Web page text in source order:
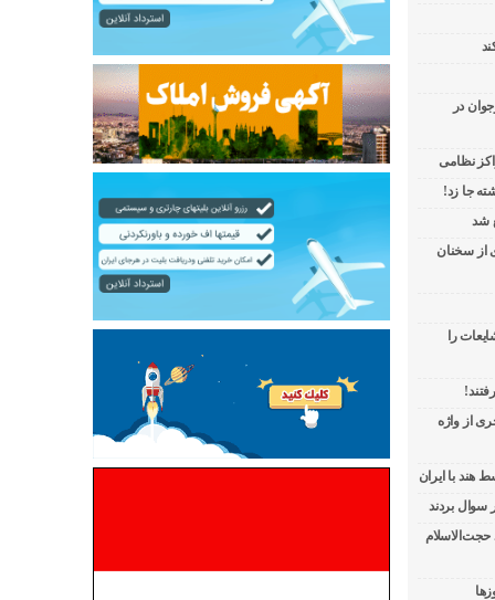
در
نظامی
جا زد!
شد
از سخنان
را
از واژه
هند با ایران
حجت‌الاسلام